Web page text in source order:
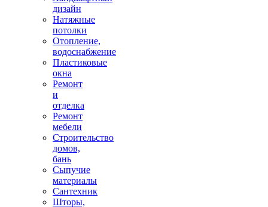
дизайн
Натяжные
потолки
Отопление,
водоснабжение
Пластиковые
окна
Ремонт
и
отделка
Ремонт
мебели
Строительство
домов,
бань
Сыпучие
материалы
Сантехник
Шторы,